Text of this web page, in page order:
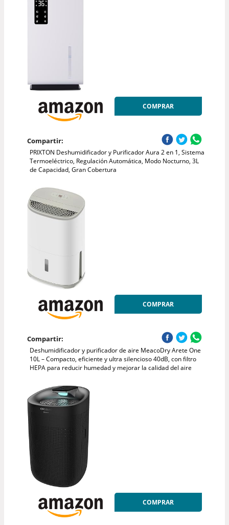
COMPRAR
Compartir:
PRIXTON Deshumidificador y Purificador Aura 2 en 1, Sistema
Termoeléctrico, Regulación Automática, Modo Nocturno, 3L
de Capacidad, Gran Cobertura
COMPRAR
Compartir:
Deshumidificador y purificador de aire MeacoDry Arete One
10L – Compacto, eficiente y ultra silencioso 40dB, con filtro
HEPA para reducir humedad y mejorar la calidad del aire
COMPRAR